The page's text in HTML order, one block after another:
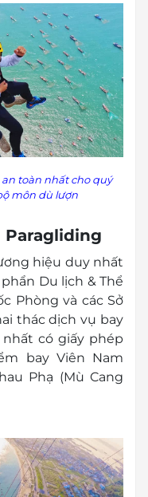
an toàn nhất cho quý
môn dù lượn
hiệu duy nhất
Du lịch & Thể
Phòng và các Sở
thác dịch vụ bay
có giấy phép
bay Viên Nam
Phạ (Mù Cang